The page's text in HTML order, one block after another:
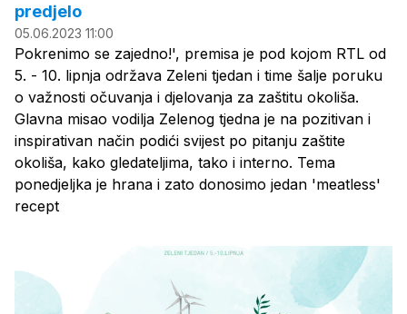
predjelo
05.06.2023 11:00
Pokrenimo se zajedno!', premisa je pod kojom RTL od
5. - 10. lipnja održava Zeleni tjedan i time šalje poruku
o važnosti očuvanja i djelovanja za zaštitu okoliša.
Glavna misao vodilja Zelenog tjedna je na pozitivan i
inspirativan način podići svijest po pitanju zaštite
okoliša, kako gledateljima, tako i interno. Tema
ponedjeljka je hrana i zato donosimo jedan 'meatless'
recept